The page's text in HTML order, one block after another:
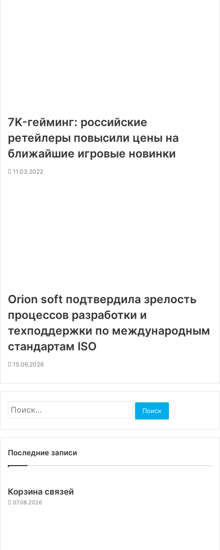
7K-гейминг: российские
ретейлеры повысили цены на
ближайшие игровые новинки
11.03.2022
Orion soft подтвердила зрелость
процессов разработки и
техподдержки по международным
стандартам ISO
15.06.2026
Найти:
Последние записи
Корзина связей
07.08.2026